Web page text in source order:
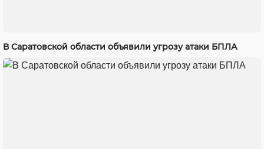
В Саратовской области объявили угрозу атаки БПЛА